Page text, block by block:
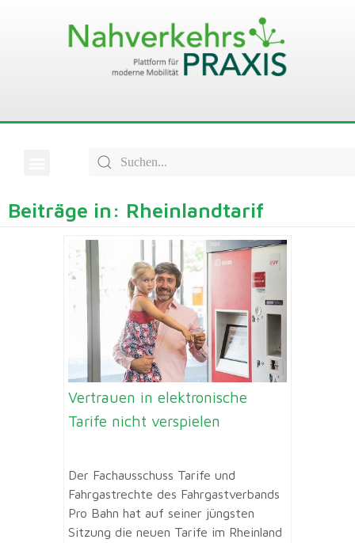
Beiträge in: Rheinlandtarif
Vertrauen in elektronische
Tarife nicht verspielen
Der Fachausschuss Tarife und
Fahrgastrechte des Fahrgastverbands
Pro Bahn hat auf seiner jüngsten
Sitzung die neuen Tarife im Rheinland